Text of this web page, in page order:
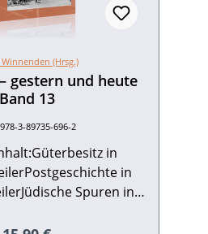
(Hrsg.)
gestern und heute
Band 13
3-89735-696-2
in
in
Spuren in